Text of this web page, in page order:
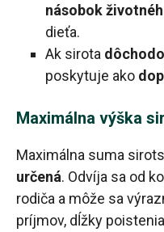
násobok
dieťa.
Ak sirota
poskytuje ako
Maximálna výška
Maximálna suma
určená. Odvíja sa od
rodiča a môže sa
príjmov, dĺžky